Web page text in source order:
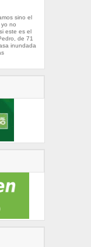
sino el
no
este es el
de 71
inundada